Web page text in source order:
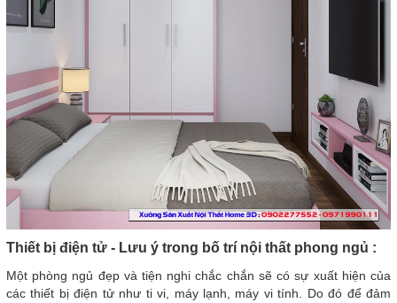
Thiết bị điện tử - Lưu ý trong bố trí nội thất phong ngủ :
Một phòng ngủ đẹp và tiện nghi chắc chắn sẽ có sự xuất hiện của
các thiết bị điện tử như ti vi, máy lạnh, máy vi tính. Do đó để đảm